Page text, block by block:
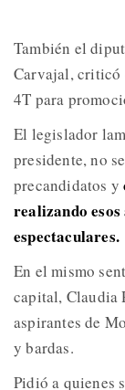
También el
Carvajal, criticó
4T para
El legislador
presidente, no
precandidatos y
realizando
espectaculares.
En el mismo
capital, Claudia
aspirantes de
y bardas.
Pidió a quienes